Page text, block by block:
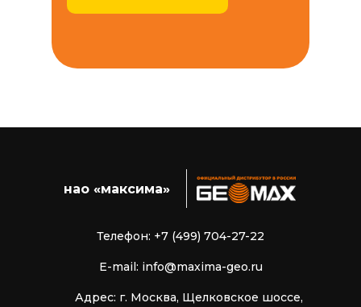
нао «максима»
Телефон: +7 (499) 704-27-22
E-mail: info@maxima-geo.ru
Адрес: г. Москва, Щелковское шоссе,